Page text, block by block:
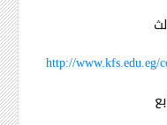
http://www.kfs.edu.eg/